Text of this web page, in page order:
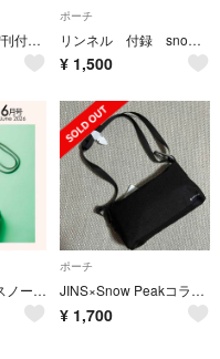
リンネル 6月号増刊付録 Snow Peak バニティポーチ
ポーチ
リンネル 付録 snow peak スノーピーク ポーチ
¥ 1,500
リンネル 付録 スノーピーク
ポーチ
JINS×Snow Peakコラボ ショルダーバッグ
¥ 1,700